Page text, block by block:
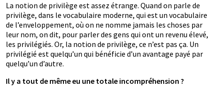
La notion de privilège est assez étrange. Quand on parle de
privilège, dans le vocabulaire moderne, qui est un vocabulaire
de l’enveloppement, où on ne nomme jamais les choses par
leur nom, on dit, pour parler des gens qui ont un revenu élevé,
les privilégiés. Or, la notion de privilège, ce n’est pas ça. Un
privilégié est quelqu’un qui bénéficie d’un avantage payé par
quelqu’un d’autre.
Il y a tout de même eu une totale incompréhension ?